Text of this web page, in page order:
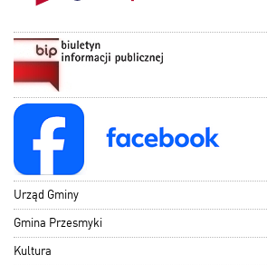
Urząd Gminy
Gmina Przesmyki
Kultura